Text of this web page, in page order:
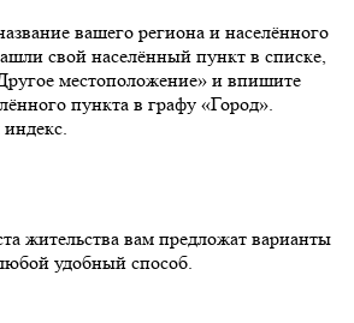
вашего региона и населённого
свой населённый пункт в списке,
местоположение» и впишите
пункта в графу «Город».
жительства вам предложат варианты
удобный способ.